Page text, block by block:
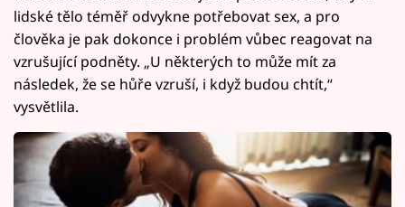
lidské tělo téměř odvykne potřebovat sex, a pro
člověka je pak dokonce i problém vůbec reagovat na
vzrušující podněty. „U některých to může mít za
následek, že se hůře vzruší, i když budou chtít,“
vysvětlila.